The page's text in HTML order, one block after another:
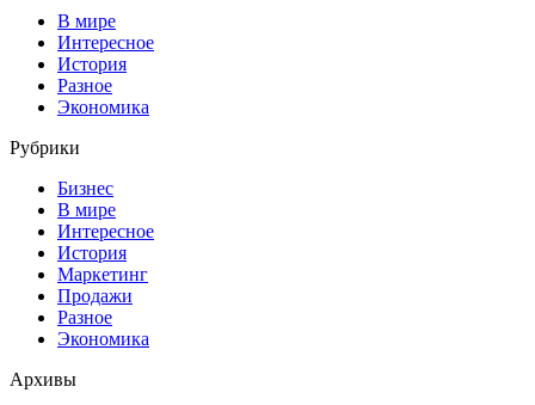
В мире
Интересное
История
Разное
Экономика
Рубрики
Бизнес
В мире
Интересное
История
Маркетинг
Продажи
Разное
Экономика
Архивы